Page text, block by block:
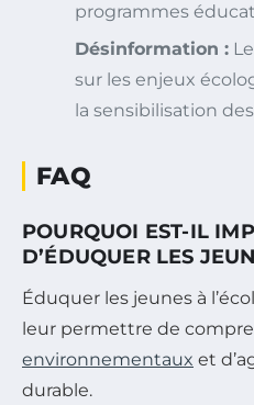
programmes
Désinformation :
sur les enjeux
la sensibilisation
FAQ
POURQUOI EST-IL
D’ÉDUQUER LES
Éduquer les jeunes à
leur permettre de
environnementaux et
durable.